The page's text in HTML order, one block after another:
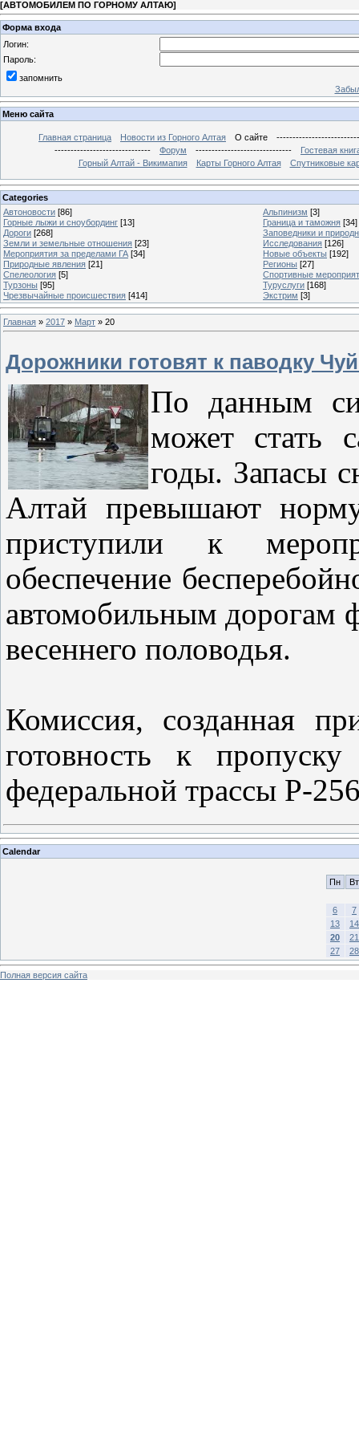
[АВТОМОБИЛЕМ ПО ГОРНОМУ АЛТАЮ]
Форма входа
Логин:
Пароль:
запомнить
Меню сайта
Главная страница Новости из Горного Алтая О сайте
------------------------------
Форум ------------------------------
Гостевая
Горный Алтай - Викимапия
Карты Горного Алтая Спутниковые
Categories
Автоновости [86] Альпинизм [3]
Горные лыжи и сноубординг [13] Граница и таможня [34]
Дороги [268]
Заповедники и
Земли и земельные отношения [23] Исследования [126]
Мероприятия за пределами ГА [34] Новые объекты [192]
Природные явления [21] Регионы [27]
Спелеология [5]
Спортивные
Турзоны [95] Туруслуги [168]
Чрезвычайные происшествия [414] Экстрим [3]
Главная » 2017 » Март » 20
Дорожники готовят к паводку
По данным
может стать
годы. Запасы
Алтай превышают
приступили к
обеспечение
автомобильным дорогам
весеннего половодья.
Комиссия, созданная
готовность к
федеральной трассы Р-
Calendar
Пн Вт
6
7
13
14
20
21
27
28
Полная версия сайта